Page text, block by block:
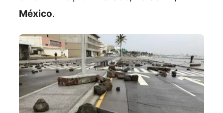
México.